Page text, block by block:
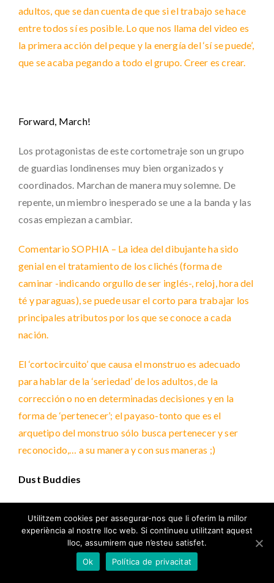
adultos, que se dan cuenta de que si el trabajo se hace
entre todos sí es posible. Lo que nos llama del video es
la primera acción del peque y la energía del ‘sí se puede’,
que se acaba pegando a todo el grupo. Creer es crear.
Forward, March!
Los protagonistas de este cortometraje son un grupo
de guardias londinenses muy bien organizados y
coordinados. Marchan de manera muy solemne. De
repente, un miembro inesperado se une a la banda y las
cosas empiezan a cambiar.
Comentario SOPHIA – La idea del dibujante ha sido
genial en el tratamiento de los clichés (forma de
caminar -indicando orgullo de ser inglés-, reloj, hora del
té y paraguas), se puede usar el corto para trabajar los
principales atributos por los que se conoce a cada
nación.
El ‘cortocircuito’ que causa el monstruo es adecuado
para hablar de la ‘seriedad’ de los adultos, de la
corrección o no en determinadas decisiones y en la
forma de ‘pertenecer’; el payaso-tonto que es el
arquetipo del monstruo sólo busca pertenecer y ser
reconocido,… a su manera y con sus maneras ;)
Dust Buddies
la valentía. Los protagonistas están hechos de polvo y
viven debajo del sofá, cuando la persona que limpia
enchufa el aspirador, . algunos de los personajes son
Utilitzem cookies per assegurar-nos que li oferim la millor
experiència al nostre lloc web. Si continueu utilitzant aquest
lloc, assumirem que n’esteu satisfet.
Ok
Política de privacitat